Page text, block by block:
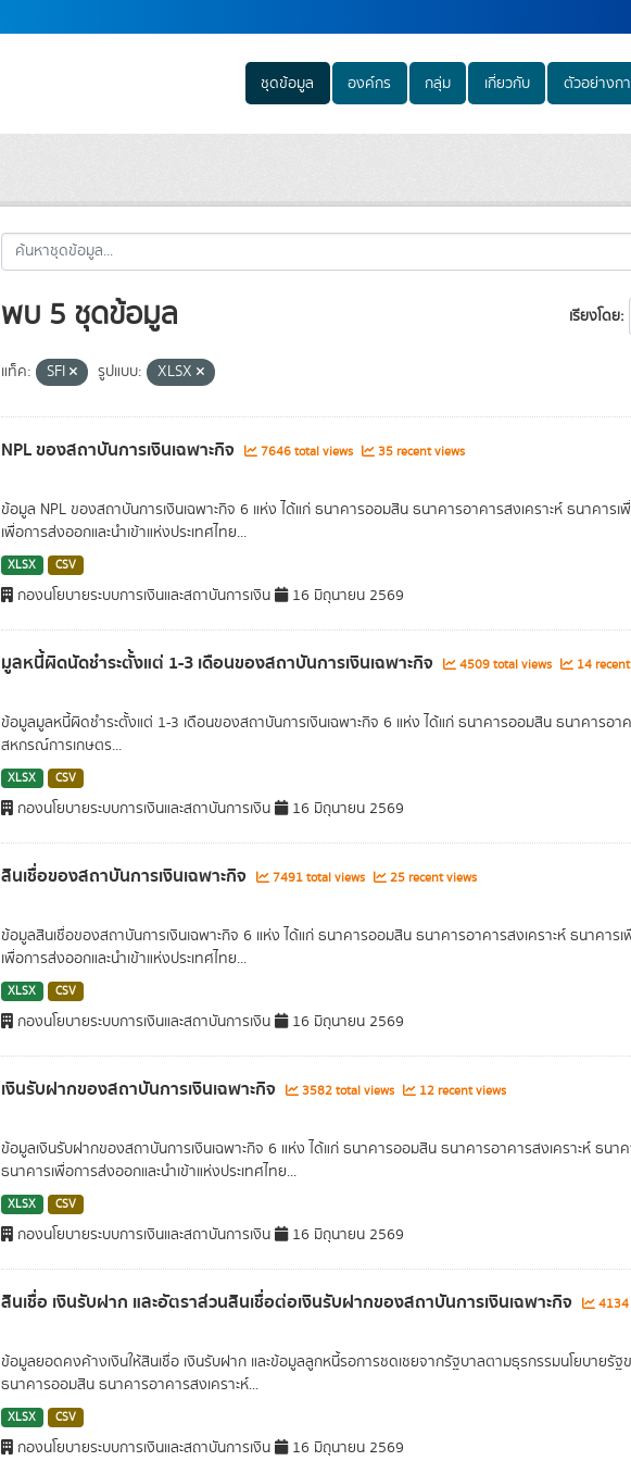
ชุดข้อมูล องค์กร กลุ่ม เกี่ยวกับ ตัวอย่างก
เรียงโดย
พบ 5 ชุดข้อมูล
แท็ค: SFI รูปแบบ: XLSX
NPL ของสถาบันการเงินเฉพาะกิจ 7646 total views 35 recent views
ข้อมูล NPL ของสถาบันการเงินเฉพาะกิจ 6 แห่ง ได้แก่ ธนาคารออมสิน ธนาคารอาคารสงเคราะห์ ธนาคาร
เพื่อการส่งออกและนำเข้าแห่งประเทศไทย...
XLSX CSV
กองนโยบายระบบการเงินและสถาบันการเงิน 16 มิถุนายน 2569
มูลหนี้ผิดนัดชำระตั้งแต่ 1-3 เดือนของสถาบันการเงินเฉพาะกิจ 4509 total views 14 recent
ข้อมูลมูลหนี้ผิดชำระตั้งแต่ 1-3 เดือนของสถาบันการเงินเฉพาะกิจ 6 แห่ง ได้แก่ ธนาคารออมสิน ธนาคารอาค
สหกรณ์การเกษตร...
XLSX CSV
กองนโยบายระบบการเงินและสถาบันการเงิน 16 มิถุนายน 2569
สินเชื่อของสถาบันการเงินเฉพาะกิจ 7491 total views 25 recent views
ข้อมูลสินเชื่อของสถาบันการเงินเฉพาะกิจ 6 แห่ง ได้แก่ ธนาคารออมสิน ธนาคารอาคารสงเคราะห์ ธนาคาร
เพื่อการส่งออกและนำเข้าแห่งประเทศไทย...
XLSX CSV
กองนโยบายระบบการเงินและสถาบันการเงิน 16 มิถุนายน 2569
เงินรับฝากของสถาบันการเงินเฉพาะกิจ 3582 total views 12 recent views
ข้อมูลเงินรับฝากของสถาบันการเงินเฉพาะกิจ 6 แห่ง ได้แก่ ธนาคารออมสิน ธนาคารอาคารสงเคราะห์ ธนา
ธนาคารเพื่อการส่งออกและนำเข้าแห่งประเทศไทย...
XLSX CSV
กองนโยบายระบบการเงินและสถาบันการเงิน 16 มิถุนายน 2569
สินเชื่อ เงินรับฝาก และอัตราส่วนสินเชื่อต่อเงินรับฝากของสถาบันการเงินเฉพาะกิจ 4134
ข้อมูลยอดคงค้างเงินให้สินเชื่อ เงินรับฝาก และข้อมูลลูกหนี้รอการชดเชยจากรัฐบาลตามธุรกรรมนโยบายรัฐ
ธนาคารออมสิน ธนาคารอาคารสงเคราะห์...
XLSX CSV
กองนโยบายระบบการเงินและสถาบันการเงิน 16 มิถุนายน 2569